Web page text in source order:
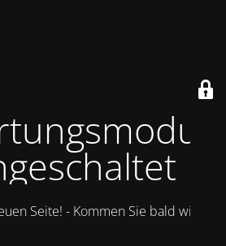
Seite! - Kommen Sie bald wieder.